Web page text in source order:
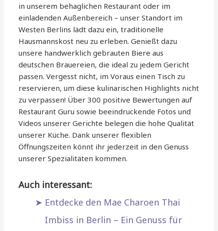
in unserem behaglichen Restaurant oder im
einladenden Außenbereich – unser Standort im
Westen Berlins lädt dazu ein, traditionelle
Hausmannskost neu zu erleben. Genießt dazu
unsere handwerklich gebrauten Biere aus
deutschen Brauereien, die ideal zu jedem Gericht
passen. Vergesst nicht, im Voraus einen Tisch zu
reservieren, um diese kulinarischen Highlights nicht
zu verpassen! Über 300 positive Bewertungen auf
Restaurant Guru sowie beeindruckende Fotos und
Videos unserer Gerichte belegen die hohe Qualität
unserer Küche. Dank unserer flexiblen
Öffnungszeiten könnt ihr jederzeit in den Genuss
unserer Spezialitäten kommen.
Auch interessant:
Entdecke den Mae Charoen Thai
Imbiss in Berlin – Ein Genuss für